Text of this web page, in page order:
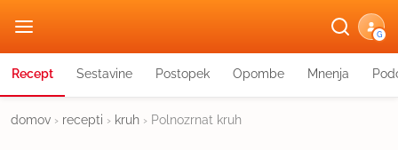
G
Recept Sestavine Postopek Opombe Mnenja
domov › recepti › kruh › Polnozrnat kruh